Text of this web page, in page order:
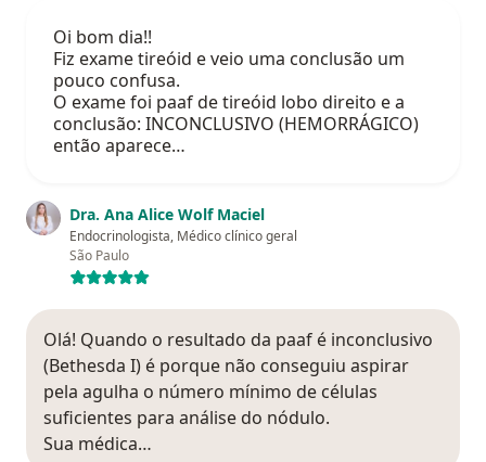
Oi bom dia!!
Fiz exame tireóid e veio uma conclusão um
pouco confusa.
O exame foi paaf de tireóid lobo direito e a
conclusão: INCONCLUSIVO (HEMORRÁGICO)
então aparece…
Dra. Ana Alice Wolf Maciel
Endocrinologista, Médico clínico geral
São Paulo
Olá! Quando o resultado da paaf é inconclusivo
(Bethesda I) é porque não conseguiu aspirar
pela agulha o número mínimo de células
suficientes para análise do nódulo.
Sua médica…